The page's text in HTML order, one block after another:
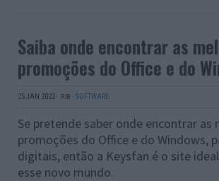
Saiba onde encontrar as
promoções do Office e do
25 JAN 2022 · PUB · SOFTWARE
Se pretende saber onde encontrar as
promoções do Office e do Windows,
digitais, então a Keysfan é o site
esse novo mundo.